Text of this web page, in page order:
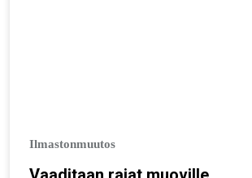
Ilmastonmuutos